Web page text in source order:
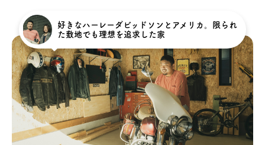
資料請求
オンライン無料相談
お電話
営業時間: AM9:30-PM8:00
定休: 水曜・第一火曜
船橋スタジオ 0120-787-221
さいたまスタジオ 0120-757-221
好きなハーレーダビッドソンとアメリカ。限られ
た敷地でも理想を追求した家